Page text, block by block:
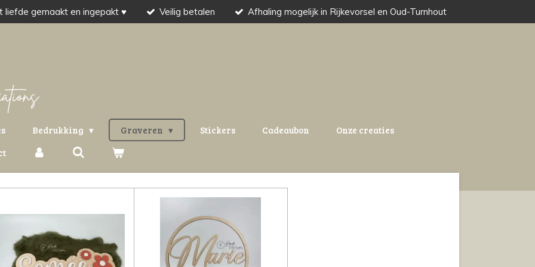
liefde gemaakt en ingepakt ♥ Veilig betalen Afhaling mogelijk in Rijkevorsel en Oud-Turnhout
Bedrukking Graveren Stickers Cadeaubon
Onze creaties